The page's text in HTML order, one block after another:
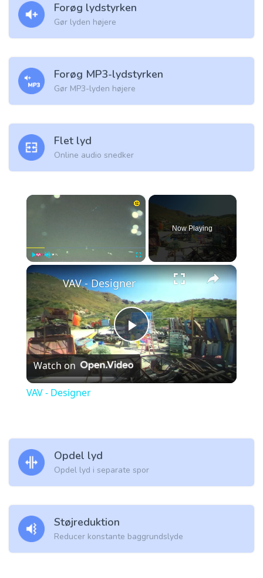
Forøg lydstyrken
Gør lyden højere
Forøg MP3-lydstyrken
Gør MP3-lyden højere
Flet lyd
Online audio snedker
×
Fullscreen
Now Playing
×
Play
Video
VAV - Designer
Watch on
VAV - Designer
Opdel lyd
Opdel lyd i separate spor
Støjreduktion
Reducer konstante baggrundslyde